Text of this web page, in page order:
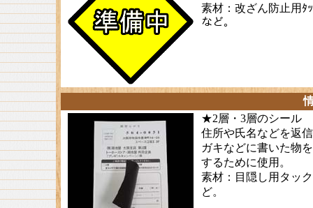
素材：改ざん防止用ﾀ
など。
★2層・3層のシール
住所や氏名などを返
ガキなどに書いた物
するために使用。
素材：目隠し用タッ
ど。